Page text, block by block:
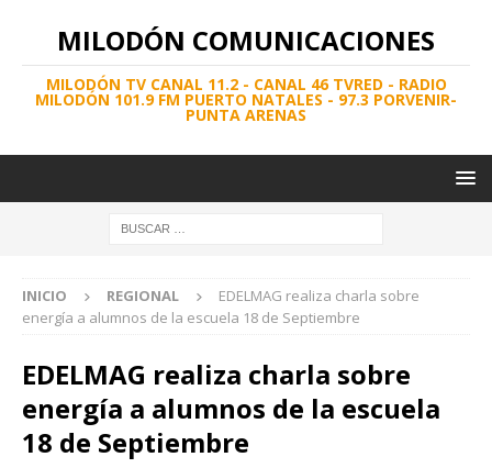
MILODÓN COMUNICACIONES
MILODÓN TV CANAL 11.2 - CANAL 46 TVRED - RADIO
MILODÓN 101.9 FM PUERTO NATALES - 97.3 PORVENIR-
PUNTA ARENAS
INICIO REGIONAL
EDELMAG realiza charla sobre
energía a alumnos de la escuela 18 de Septiembre
EDELMAG realiza charla sobre
energía a alumnos de la escuela
18 de Septiembre